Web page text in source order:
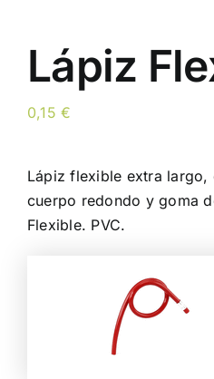
Lápiz
0,15€
Lápiz flexible extra
cuerpo redondo y goma
Flexible. PVC.